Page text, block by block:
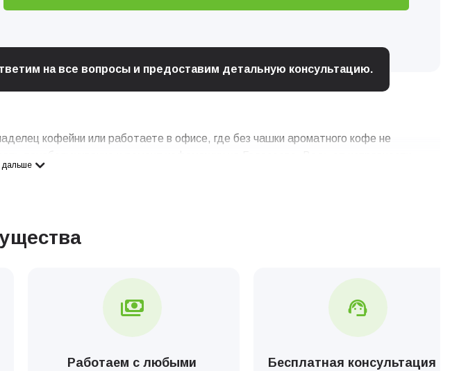
на все вопросы и предоставим детальную консультацию.
кофейни или работаете в офисе, где без чашки ароматного кофе не
дальше
Работаем с любыми
Бесплатная консультация и